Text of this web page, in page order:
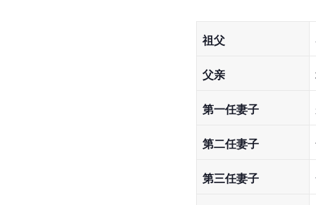
祖父
父亲
第一任妻子
第二任妻子
第三任妻子